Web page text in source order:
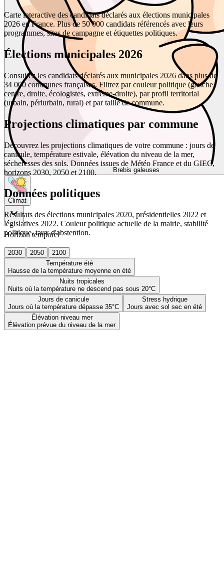
Brebis galeuses
Climat
Horizon temporel
2030 2050
2100
Température été
Hausse de la température moyenne en été
Nuits tropicales
Nuits où la température ne descend pas sous 20°C
Jours de canicule
Jours où la température dépasse 35°C
Stress hydrique
Jours avec sol sec en été
Élévation niveau mer
Élévation prévue du niveau de la mer
Carte interactive des candidats déclarés aux élections municipales
2026 en France. Plus de 50 000 candidats référencés avec leurs
programmes, sites de campagne et étiquettes politiques.
Élections municipales 2026
Consultez les candidats déclarés aux municipales 2026 dans plus de
34 000 communes françaises. Filtrez par couleur politique (gauche,
centre, droite, écologistes, extrême-droite), par profil territorial
(urbain, périurbain, rural) et par taille de commune.
Projections climatiques par commune
Découvrez les projections climatiques de votre commune : jours de
canicule, température estivale, élévation du niveau de la mer,
sécheresses des sols. Données issues de Météo France et du GIEC,
horizons 2030, 2050 et 2100.
Données politiques
Résultats des élections municipales 2020, présidentielles 2022 et
législatives 2022. Couleur politique actuelle de la mairie, stabilité
politique, taux d'abstention.